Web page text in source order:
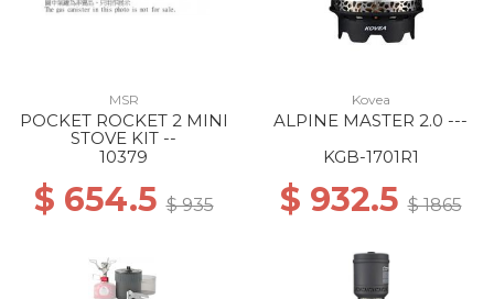
MSR
POCKET ROCKET 2 MINI
STOVE KIT --
10379
$ 654.5$ 935
Kovea
ALPINE MASTER 2.0 ---
KGB-1701R1
$ 932.5$ 1865